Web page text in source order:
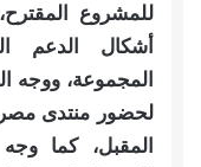
للمشروع
أشكال الدعم
المجموعة، ووجه
لحضور منتدى مصر
المقبل، كما